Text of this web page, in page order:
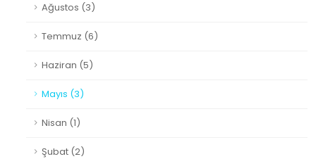
Ağustos (3)
Temmuz (6)
Haziran (5)
Mayıs (3)
Nisan (1)
Şubat (2)